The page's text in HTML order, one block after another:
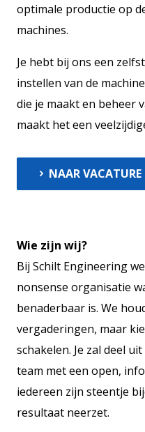
Contact
Vacatures 13
optimale productie op
machines.
Je hebt bij ons een
instellen van de
die je maakt en beheer
maakt het een
NAAR
Wie zijn wij?
Bij Schilt Engineering
nonsense organisatie
benaderbaar is. We
vergaderingen, maar
schakelen. Je zal deel
team met een open,
iedereen zijn steentje
resultaat neerzet.